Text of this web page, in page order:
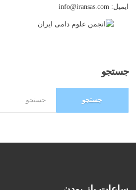
ایمیل: info@iransas.com
جستجو